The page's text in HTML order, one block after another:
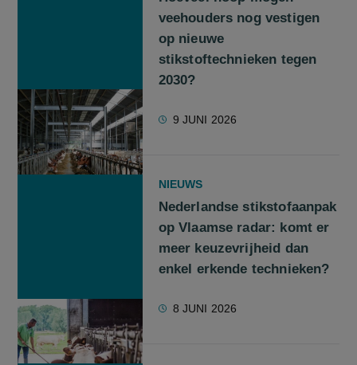
veehouders nog vestigen
op nieuwe
stikstoftechnieken tegen
2030?
9 JUNI 2026
NIEUWS
Nederlandse stikstofaanpak
op Vlaamse radar: komt er
meer keuzevrijheid dan
enkel erkende technieken?
8 JUNI 2026